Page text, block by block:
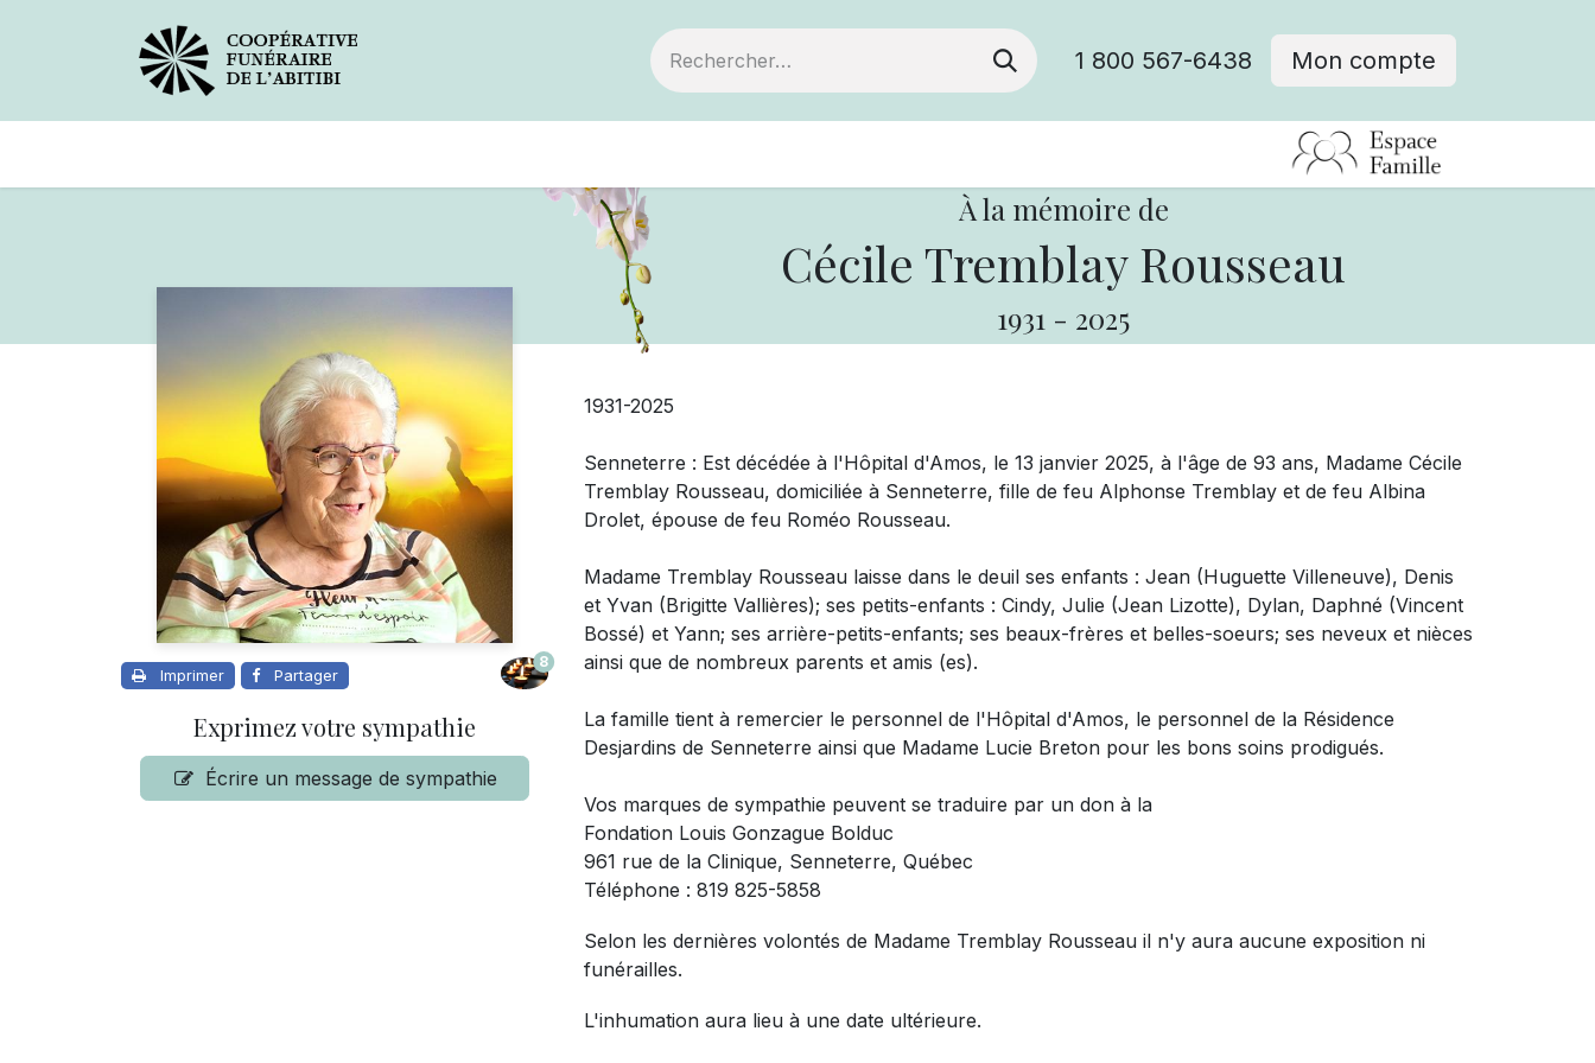
1 800 567-6438 Mon compte
À la mémoire de
Cécile Tremblay Rousseau
1931 - 2025
Imprimer Partager
8
Exprimez votre sympathie
Écrire un message de sympathie
1931-2025
Senneterre : Est décédée à l'Hôpital d'Amos, le 13 janvier 2025, à l'âge de 93 ans, Madame Cécile
Tremblay Rousseau, domiciliée à Senneterre, fille de feu Alphonse Tremblay et de feu Albina
Drolet, épouse de feu Roméo Rousseau.
Madame Tremblay Rousseau laisse dans le deuil ses enfants : Jean (Huguette Villeneuve), Denis
et Yvan (Brigitte Vallières); ses petits-enfants : Cindy, Julie (Jean Lizotte), Dylan, Daphné (Vincent
Bossé) et Yann; ses arrière-petits-enfants; ses beaux-frères et belles-soeurs; ses neveux et nièces
ainsi que de nombreux parents et amis (es).
La famille tient à remercier le personnel de l'Hôpital d'Amos, le personnel de la Résidence
Desjardins de Senneterre ainsi que Madame Lucie Breton pour les bons soins prodigués.
Vos marques de sympathie peuvent se traduire par un don à la
Fondation Louis Gonzague Bolduc
961 rue de la Clinique, Senneterre, Québec
Téléphone : 819 825-5858
Selon les dernières volontés de Madame Tremblay Rousseau il n'y aura aucune exposition ni
funérailles.
L'inhumation aura lieu à une date ultérieure.